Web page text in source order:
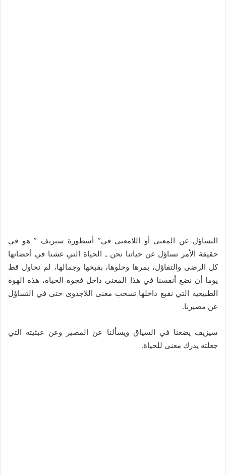
التساؤل عن المعنى أو اللامعنى في” أسطورة سيزيف ” هو في
حقيقة الأمر تساؤل عن حياتنا نحن ـ الحياة التي عشنا في أحضانها
كل الرضى والتفاؤل، بمرها وحلوها، بقبحها وجمالها، لم نحاول قط
يوما أن نضع أنفسنا في هذا المعنى داخل فجوة الحياة، هذه الهوة
الطبيعية التي نقبع داخلها تسحب معنى اللاجدوى حتى في التساؤل
عن مصيرنا.
سيزيف يضعنا في السياق ويسألنا عن المصير وعن عبثيته التي
جعلته يدرك معنى للحياة.